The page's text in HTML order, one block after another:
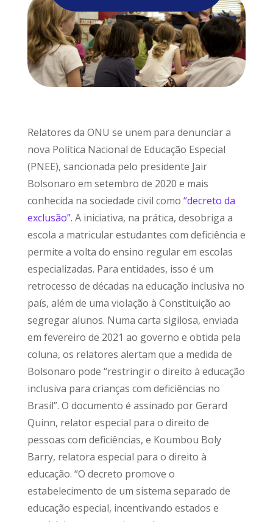
Relatores da ONU se unem para denunciar a
nova Política Nacional de Educação Especial
(PNEE), sancionada pelo presidente Jair
Bolsonaro em setembro de 2020 e mais
conhecida na sociedade civil como “decreto da
exclusão”. A iniciativa, na prática, desobriga a
escola a matricular estudantes com deficiência e
permite a volta do ensino regular em escolas
especializadas. Para entidades, isso é um
retrocesso de décadas na educação inclusiva no
país, além de uma violação à Constituição ao
segregar alunos. Numa carta sigilosa, enviada
em fevereiro de 2021 ao governo e obtida pela
coluna, os relatores alertam que a medida de
Bolsonaro pode “restringir o direito à educação
inclusiva para crianças com deficiências no
Brasil”. O documento é assinado por Gerard
Quinn, relator especial para o direito de
pessoas com deficiências, e Koumbou Boly
Barry, relatora especial para o direito à
educação. “O decreto promove o
estabelecimento de um sistema separado de
educação especial, incentivando estados e